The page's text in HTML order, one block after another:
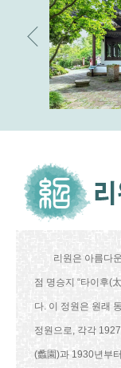
리원은 아름다운
점 명승지 “타이후(
다. 이 정원은 원래
정원으로, 각각
(蠡園)과 1930년부